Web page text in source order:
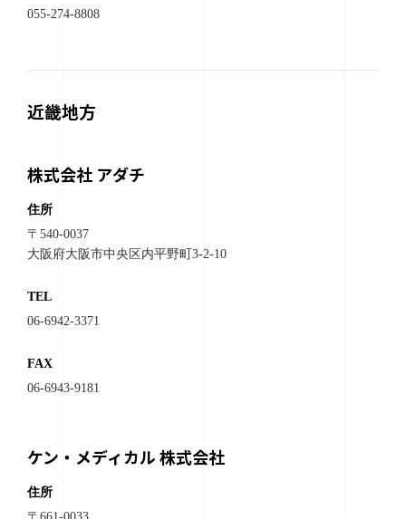
055-274-8808
近畿地方
株式会社 アダチ
住所
〒540-0037
大阪府大阪市中央区内平野町3-2-10
TEL
06-6942-3371
FAX
06-6943-9181
ケン・メディカル 株式会社
住所